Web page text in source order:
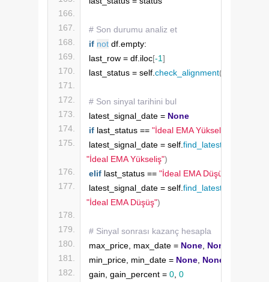
# Son durumu analiz et
if not df.empty:
last_row = df.iloc[-1]
last_status = self. check_alignment(
# Son sinyal tarihini bul
latest_signal_date = None
if last_status == "İdeal EMA Yükseliş"
latest_signal_date = self.
"İdeal EMA Yükseliş")
elif last_status == "İdeal EMA Düşüş"
latest_signal_date = self.
"İdeal EMA Düşüş")
# Sinyal sonrası kazanç hesapla
max_price, max_date = None None
min_price, min_date = None None
gain, gain_percent = 0 0